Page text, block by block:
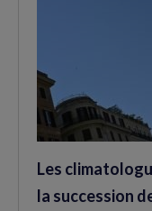
Les
la succession